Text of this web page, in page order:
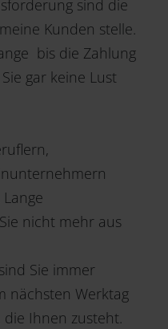
sind die
Kunden stelle.
bis die Zahlung
gar keine Lust
Lange
nicht mehr aus
Sie immer
nächsten Werktag
die Ihnen zusteht.